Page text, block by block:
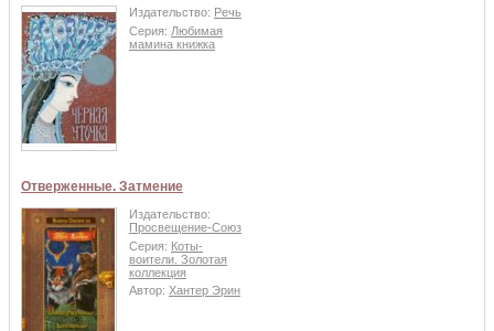
Издательство: Речь
Серия: Любимая
мамина книжка
Отверженные. Затмение
Издательство:
Просвещение-Союз
Серия: Коты-
воители. Золотая
коллекция
Автор: Хантер Эрин